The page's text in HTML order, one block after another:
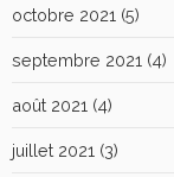
octobre 2021 (5)
septembre 2021 (4)
août 2021 (4)
juillet 2021 (3)